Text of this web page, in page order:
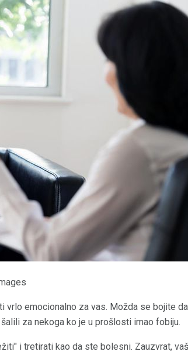
vrlo emocionalno za vas. Možda se bojite
za nekoga ko je u prošlosti imao fobiju.
i tretirati kao da ste bolesni. Zauzvrat,